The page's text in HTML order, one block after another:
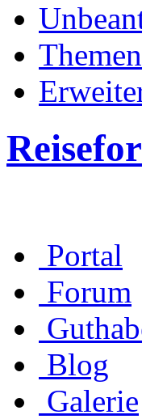
Portal
Forum
Blog
Galerie